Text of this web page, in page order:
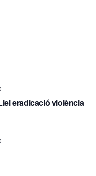
l
l
eradicació violència